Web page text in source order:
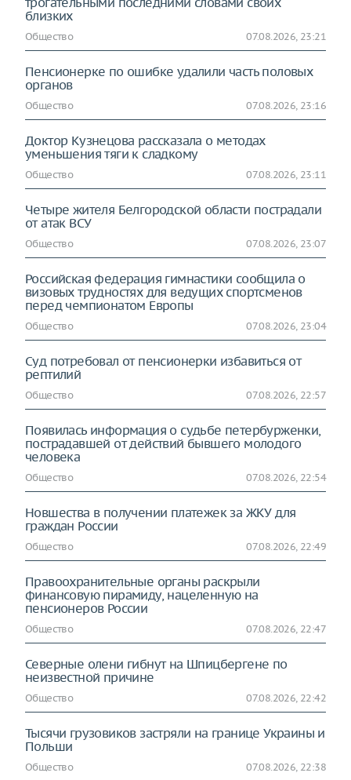
близких
Общество 07.08.2026, 23:21
Пенсионерке по ошибке удалили часть половых
органов
Общество 07.08.2026, 23:16
Доктор Кузнецова рассказала о методах
уменьшения тяги к сладкому
Общество 07.08.2026, 23:11
Четыре жителя Белгородской области пострадали
от атак ВСУ
Общество 07.08.2026, 23:07
Российская федерация гимнастики сообщила о
визовых трудностях для ведущих спортсменов
перед чемпионатом Европы
Общество 07.08.2026, 23:04
Суд потребовал от пенсионерки избавиться от
рептилий
Общество 07.08.2026, 22:57
Появилась информация о судьбе петербурженки,
пострадавшей от действий бывшего молодого
человека
Общество 07.08.2026, 22:54
Новшества в получении платежек за ЖКУ для
граждан России
Общество 07.08.2026, 22:49
Правоохранительные органы раскрыли
финансовую пирамиду, нацеленную на
пенсионеров России
Общество 07.08.2026, 22:47
Северные олени гибнут на Шпицбергене по
неизвестной причине
Общество 07.08.2026, 22:42
Тысячи грузовиков застряли на границе Украины и
Польши
Общество 07.08.2026, 22:38